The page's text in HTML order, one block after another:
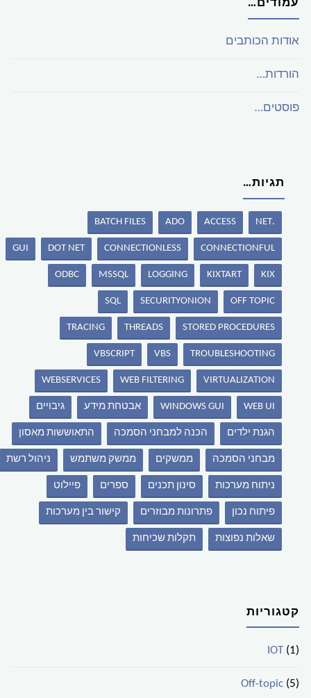
עמודים…
אודות הכותבים
הורדות…
פוסטים…
תגיות…
.NET
ACCESS
ADO
BATCH FILES
CONNECTIONFUL
CONNECTIONLESS
DOT NET
GUI
KIX
KIXTART
LOGGING
MSSQL
ODBC
OFF TOPIC
SECURITYONION
SQL
STORED PROCEDURES
THREADS
TRACING
TROUBLESHOOTING
VBS
VBSCRIPT
VIRTUALIZATION
WEB FILTERING
WEBSERVICES
WEB UI
WINDOWS GUI אבטחת מידע גיבויים
הגנת ילדים הכנה למבחני הסמכה התאוששות מאסון
מבחני הסמכה ממשקים ממשק משתמש ניהול רשת
ניתוח מערכות סינון תכנים ספרים פיילוט
פיתוח נכון פתרונות מבוזרים קישור בין מערכות
שאלות נפוצות תקלות שכיחות
קטגוריות
IOT(1)
Off-topic(5)